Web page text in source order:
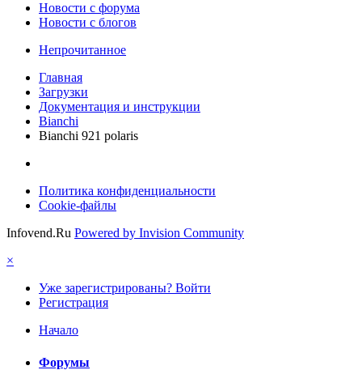
Новости c форума
Новости с блогов
Непрочитанное
Главная
Загрузки
Документация и инструкции
Bianchi
Bianchi 921 polaris
Политика конфиденциальности
Cookie-файлы
Infovend.Ru Powered by Invision Community
×
Уже зарегистрированы? Войти
Регистрация
Начало
Форумы